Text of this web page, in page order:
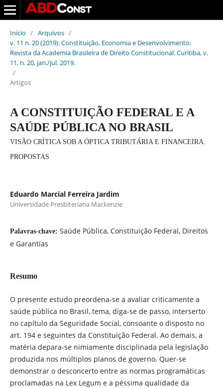
Início / Arquivos /
v. 11 n. 20 (2019): Constituição, Economia e Desenvolvimento:
Revista da Academia Brasileira de Direito Constitucional. Curitiba, v.
11, n. 20, jan./jul. 2019.
/
Artigos
A CONSTITUIÇÃO FEDERAL E A
SAÚDE PÚBLICA NO BRASIL
VISÃO CRÍTICA SOB A ÓPTICA TRIBUTÁRIA E FINANCEIRA.
PROPOSTAS
Eduardo Marcial Ferreira Jardim
Universidade Presbiteriana Mackenzie
Palavras-chave: Saúde Pública, Constituição Federal, Direitos
e Garantias
Resumo
O presente estudo preordena-se a avaliar criticamente a
saúde pública no Brasil, tema, diga-se de passo, interserto
no capítulo da Seguridade Social, consoante o disposto no
art. 194 e seguintes da Constituição Federal. Ao demais, a
matéria depara-se nimiamente disciplinada pela legislação
produzida nos múltiplos planos de governo. Quer-se
demonstrar o desconcerto entre as normas programáticas
proclamadas na Lex Legum e a péssima qualidade da